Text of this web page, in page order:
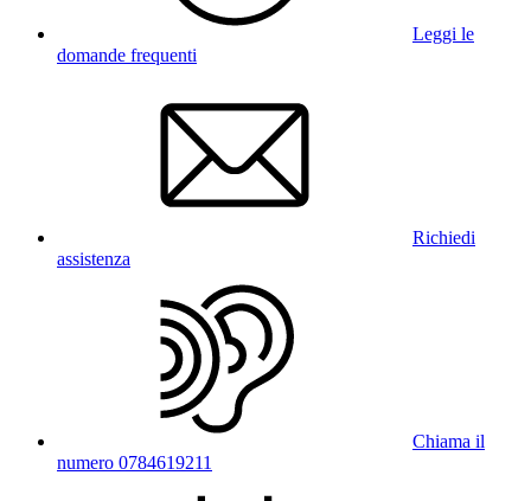
Leggi le
domande frequenti
Richiedi
assistenza
Chiama il
numero 0784619211